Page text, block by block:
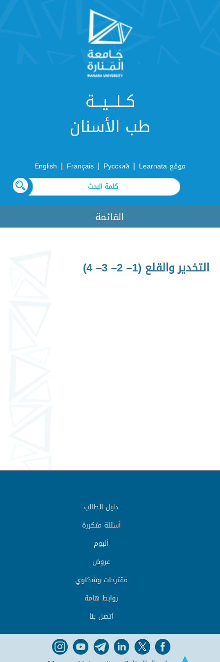
كــلـــيـــة
طب الأسنان
موقع Learnata |
Русский
|
Français
|
English
القائمة
التخدير والقلع (1– 2– 3– 4)
دليل الطالب
أسئلة متكررة
ألبوم
عروض
مقترحات وشكاوي
روابط هامة
اتصل بنا